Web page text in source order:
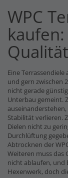
WPC
Eine
und gern zwischen
nicht gerade
Unterbau gemeint.
Stabilität verlieren.
Dielen nicht zu
Durchlüftung
Abtrocknen der
Weiteren muss das
nicht ablaufen, und
Hexenwerk, doch